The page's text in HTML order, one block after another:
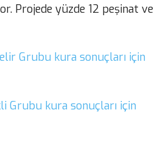
Projede yüzde 12 peşinat ve
Grubu kura sonuçları için
Grubu kura sonuçları için